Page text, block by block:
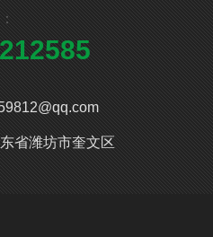
省潍坊市奎文区